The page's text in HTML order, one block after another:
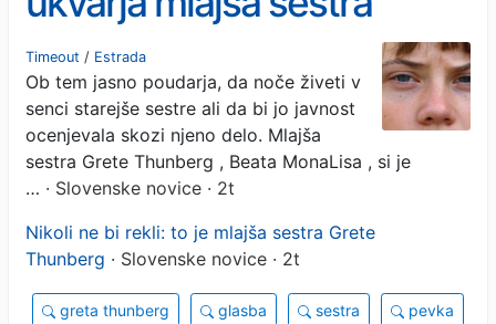
Grete Thunberg (VIDEO)
Timeout / Estrada
Ob tem jasno poudarja, da noče živeti v
senci starejše sestre ali da bi jo javnost
ocenjevala skozi njeno delo. Mlajša
sestra Grete Thunberg , Beata MonaLisa , si je
… · Slovenske novice · 2t
Nikoli ne bi rekli: to je mlajša sestra Grete
Thunberg · Slovenske novice · 2t
greta thunberg glasba sestra pevka